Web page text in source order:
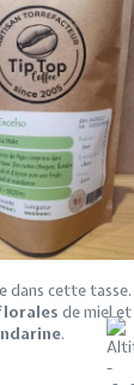
dans cette
de miel et
.